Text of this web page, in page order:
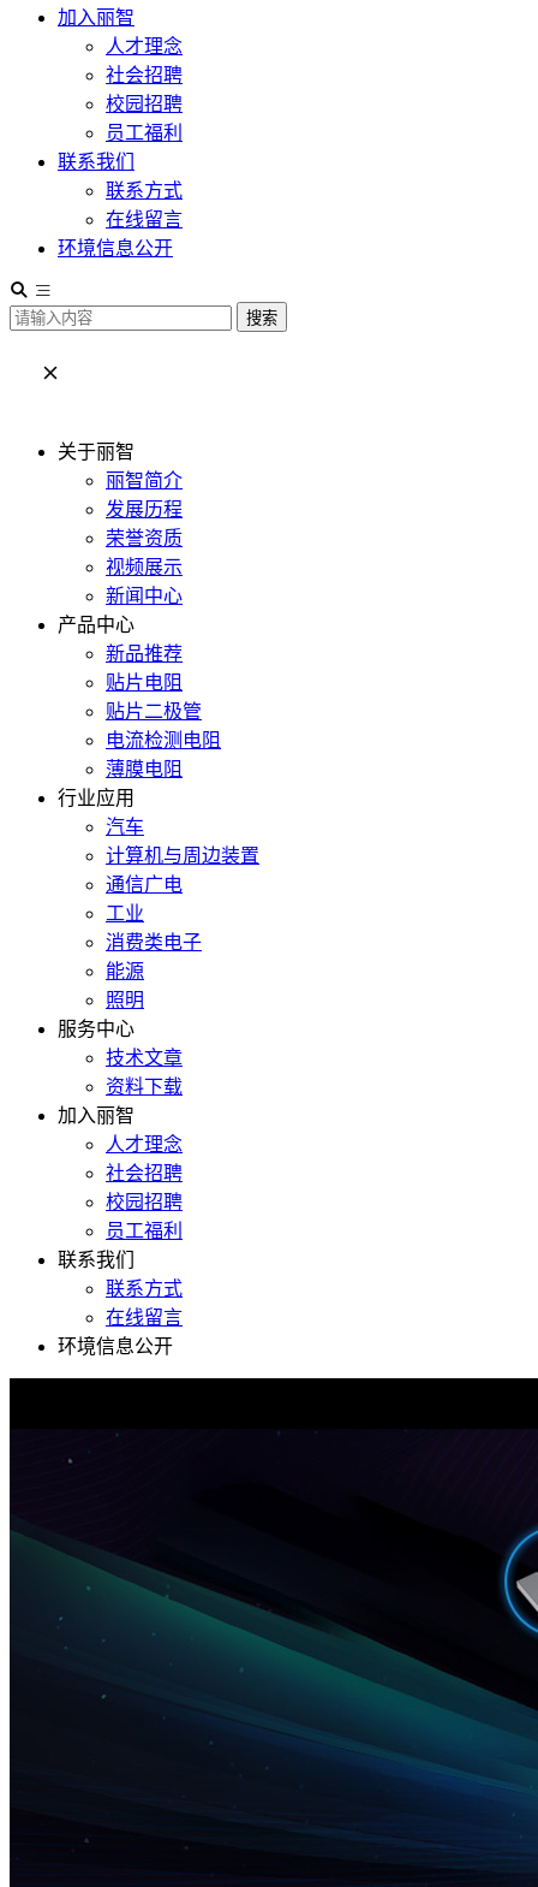
加入丽智
人才理念
社会招聘
校园招聘
员工福利
联系我们
联系方式
在线留言
环境信息公开
搜索
关于丽智
丽智简介
发展历程
荣誉资质
视频展示
新闻中心
产品中心
新品推荐
贴片电阻
贴片二极管
电流检测电阻
薄膜电阻
行业应用
汽车
计算机与周边装置
通信广电
工业
消费类电子
能源
照明
服务中心
技术文章
资料下载
加入丽智
人才理念
社会招聘
校园招聘
员工福利
联系我们
联系方式
在线留言
环境信息公开